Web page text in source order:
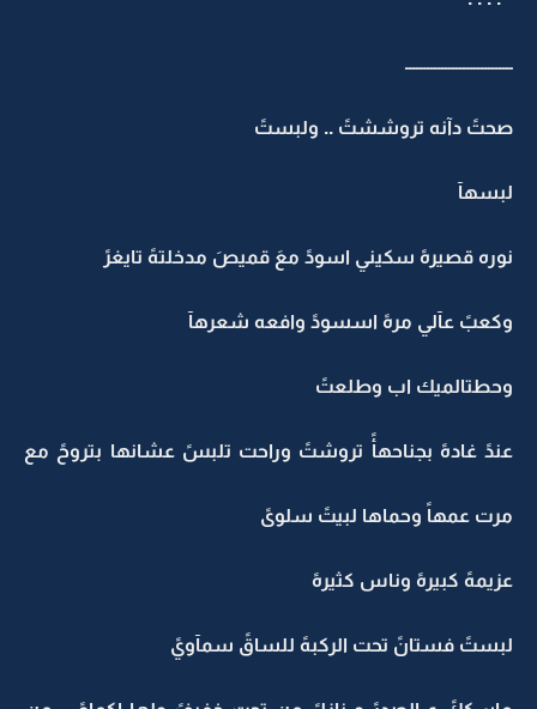
ــــــــــــــــــــــــــــــ
صحتً دآنه تروششتً .. ولبستً
لبسهآ
نوره قصيرهً سكيني اسودً معَ قميصَ مدخلتهً تايغرً
وكعبً عآلي مرهً اسسودً وافعه شعرهآ
وحطتالميك اب وطلعتً
عندً غادهً بجناحهأً تروشتً وراحت تلبسً عشانها بتروحً مع
مرت عمهاً وحماها لبيتً سلوىً
عزيمهً كبيرهً وناس كثيرهً
لبستً فستانً تحت الركبهً للساقً سمآويً